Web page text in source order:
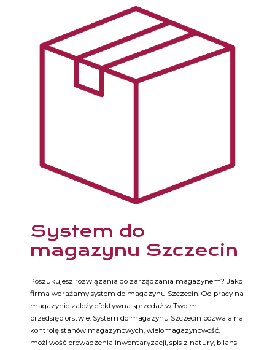
System do
magazynu Szczecin
Poszukujesz rozwiązania do zarządzania magazynem? Jako
firma wdrażamy system do magazynu Szczecin. Od pracy na
magazynie zależy efektywna sprzedaż w Twoim
przedsiębiorstwie. System do magazynu Szczecin pozwala na
kontrolę stanów magazynowych, wielomagazynowość,
możliwość prowadzenia inwentaryzacji, spis z natury, bilans